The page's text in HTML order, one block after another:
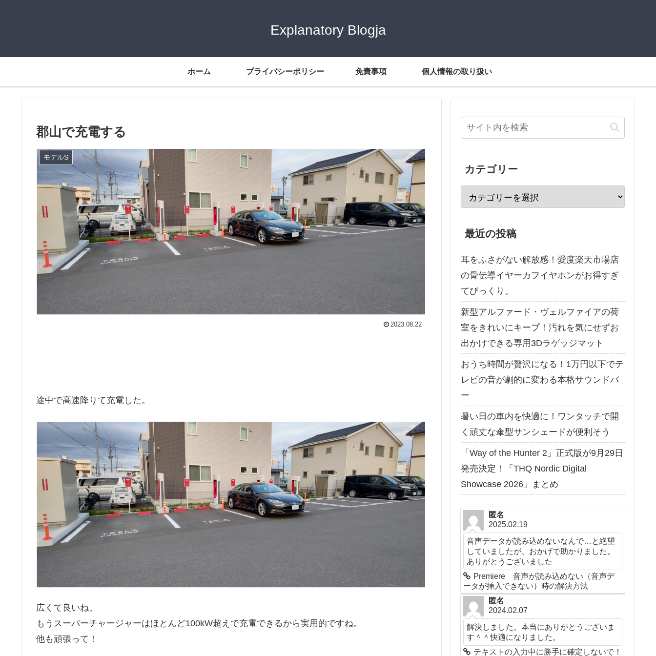
Explanatory Blogja
ホーム プライバシーポリシー 免責事項 個人情報の取り扱い
郡山で充電する
モデルS
2023.08.22
途中で高速降りて充電した。
広くて良いね。
もうスーパーチャージャーはほとんど100kW超えで充電できるから実用的ですね。
他も頑張って！
カテゴリー
最近の投稿
耳をふさがない解放感！愛度楽天市場店
の骨伝導イヤーカフイヤホンがお得すぎ
てびっくり。
新型アルファード・ヴェルファイアの荷
室をきれいにキープ！汚れを気にせずお
出かけできる専用3Dラゲッジマット
おうち時間が贅沢になる！1万円以下でテ
レビの音が劇的に変わる本格サウンドバ
ー
暑い日の車内を快適に！ワンタッチで開
く頑丈な傘型サンシェードが便利そう
「Way of the Hunter 2」正式版が9月29日
発売決定！「THQ Nordic Digital
Showcase 2026」まとめ
匿名
2025.02.19
音声データが読み込めないなんで…と絶望
していましたが、おかげで助かりました。
ありがとうございました
Premiere 音声が読み込めない（音声デ
ータが挿入できない）時の解決方法
匿名
2024.02.07
解決しました。本当にありがとうございま
す＾＾快適になりました。
テキストの入力中に勝手に確定しないで！